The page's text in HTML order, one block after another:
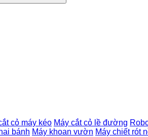
cỏ máy kéo Máy cắt cỏ lề đường
bánh Máy khoan vườn Máy chiết rót